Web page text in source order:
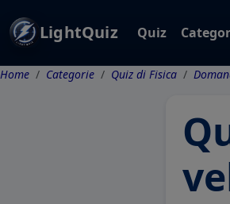
LightQuiz Quiz
Home Categorie Quiz di Fisica